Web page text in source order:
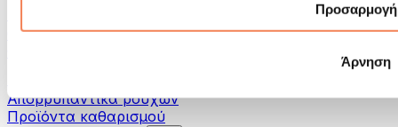
Προσαρμογή
Άρνηση
Θεραπεία με Κόκκινο Φως
Απορρυπαντικά ρούχων
Προϊόντα καθαρισμού